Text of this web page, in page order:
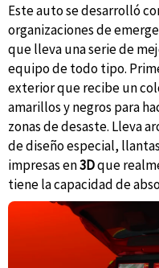
Este auto se desarrolló
organizaciones de
que lleva una serie de
equipo de todo tipo.
exterior que recibe un
amarillos y negros para
zonas de desaste. Lleva
de diseño especial,
impresas en3Dque
tiene la capacidad de